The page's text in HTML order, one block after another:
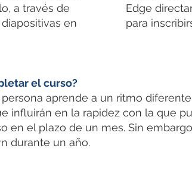
a través de
en
Edge
para
el curso?
aprende a un ritmo
influirán en la rapidez con la que
en el plazo de un mes. Sin
durante un año.